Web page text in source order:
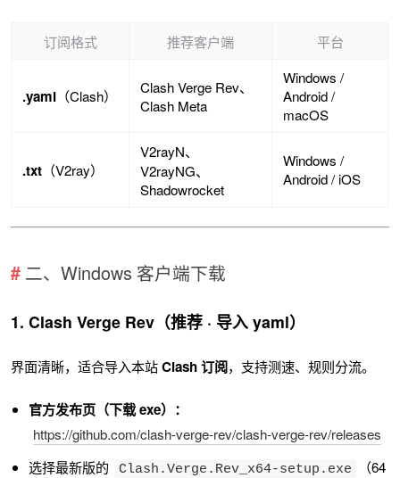
订阅格式 推荐客户端 平台
.yaml （Clash）
Clash Verge Rev、
Clash Meta
Windows /
Android /
macOS
.txt （V2ray）
V2rayN、
V2rayNG、
Shadowrocket
Windows /
Android / iOS
二、Windows 客户端下载
1. Clash Verge Rev（推荐 · 导入 yaml）
界面清晰，适合导入本站Clash 订阅，支持测速、规则分流。
官方发布页（下载 exe）：
https://github.com/clash-verge-rev/clash-verge-rev/releases
选择最新版的
Clash.Verge.Rev_x64-setup.exe
（64